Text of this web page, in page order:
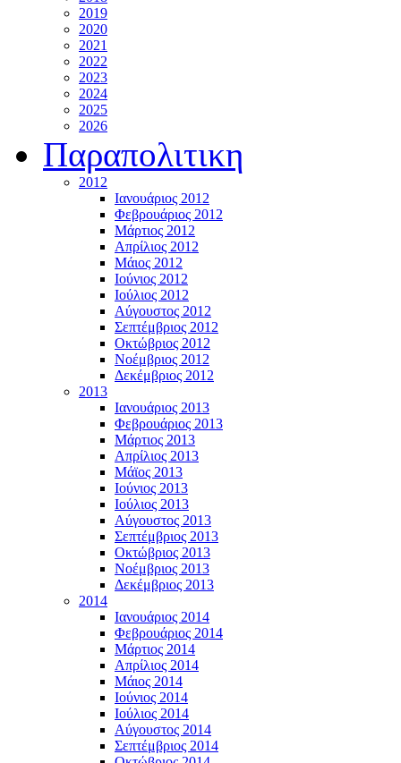
2019
2020
2021
2022
2023
2024
2025
2026
Παραπολιτικη
2012
Ιανουάριος 2012
Φεβρουάριος 2012
Μάρτιος 2012
Απρίλιος 2012
Μάιος 2012
Ιούνιος 2012
Ιούλιος 2012
Αύγουστος 2012
Σεπτέμβριος 2012
Οκτώβριος 2012
Νοέμβριος 2012
Δεκέμβριος 2012
2013
Ιανουάριος 2013
Φεβρουάριος 2013
Μάρτιος 2013
Απρίλιος 2013
Μάϊος 2013
Ιούνιος 2013
Ιούλιος 2013
Αύγουστος 2013
Σεπτέμβριος 2013
Οκτώβριος 2013
Νοέμβριος 2013
Δεκέμβριος 2013
2014
Ιανουάριος 2014
Φεβρουάριος 2014
Μάρτιος 2014
Απρίλιος 2014
Μάιος 2014
Ιούνιος 2014
Ιούλιος 2014
Αύγουστος 2014
Σεπτέμβριος 2014